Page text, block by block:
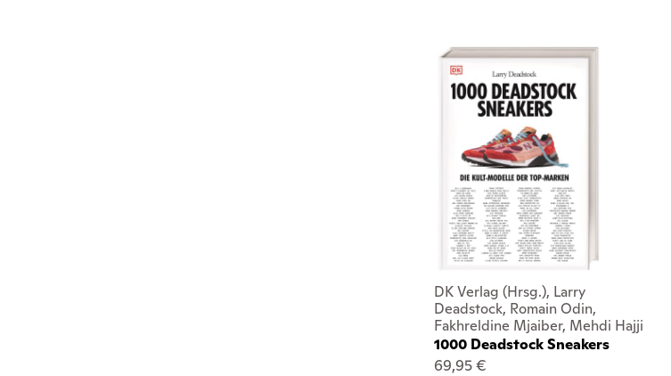
DK Verlag (Hrsg.), Larry
Deadstock, Romain Odin,
Fakhreldine Mjaiber, Mehdi Hajji
1000 Deadstock Sneakers
69,95 €